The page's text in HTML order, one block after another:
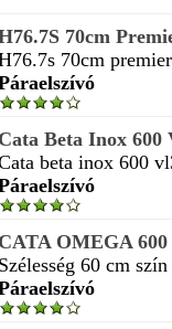
70cm
70cm
Cata Beta Inox
beta inox 600
CATA OMEGA
Szélesség 60 cm